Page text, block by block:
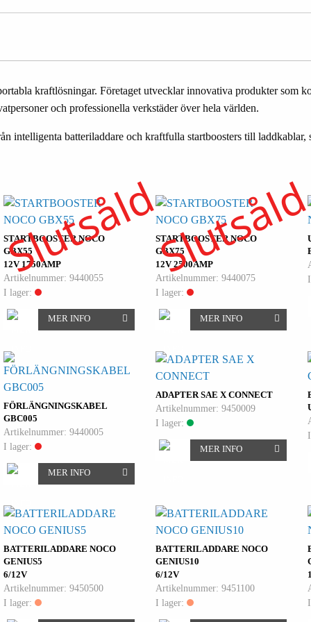
kraftlösningar. Företaget utvecklar innovativa produkter som
och professionella verkstäder över hela världen.
batteriladdare och kraftfulla startboosters till
STARTBOOSTER NOCO
GBX55
12V 1750AMP
Artikelnummer: 9440055
I lager:
MER INFO
STARTBOOSTER NOCO
GBX75
12V 2500AMP
Artikelnummer: 9440075
I lager:
MER INFO
FÖRLÄNGNINGSKABEL
GBC005
Artikelnummer: 9440005
I lager:
MER INFO
ADAPTER SAE X CONNECT
Artikelnummer: 9450009
I lager:
MER INFO
BATTERILADDARE NOCO
GENIUS5
6/12V
Artikelnummer: 9450500
I lager:
BATTERILADDARE NOCO
GENIUS10
6/12V
Artikelnummer: 9451100
I lager: